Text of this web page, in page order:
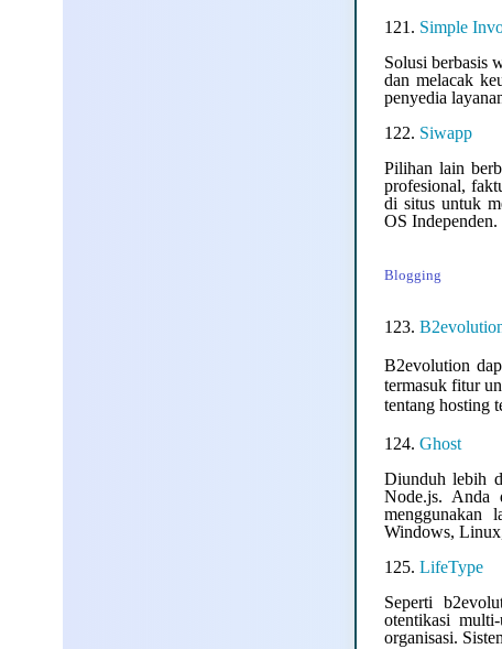
121. Simple
Solusi berbasis
dan melacak
penyedia
122. Siwapp
Pilihan lain
profesional,
di situs untuk
OS Independen.
Blogging
123.
B2evolution
termasuk fitur
tentang hosting
124. Ghost
Diunduh lebih
Node.js. Anda
menggunakan
Windows,
125. LifeType
Seperti
otentikasi
organisasi.